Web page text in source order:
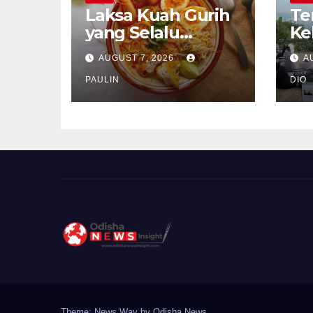
Laksa Kuah Gurih
yang Selalu
Dirindukan
AUGUST 7, 2026
PAULIN DIO